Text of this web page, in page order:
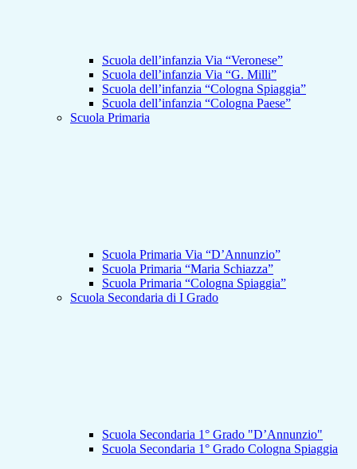
Scuola dell’infanzia Via “Veronese”
Scuola dell’infanzia Via “G. Milli”
Scuola dell’infanzia “Cologna Spiaggia”
Scuola dell’infanzia “Cologna Paese”
Scuola Primaria
Scuola Primaria Via “D’Annunzio”
Scuola Primaria “Maria Schiazza”
Scuola Primaria “Cologna Spiaggia”
Scuola Secondaria di I Grado
Scuola Secondaria 1° Grado "D’Annunzio"
Scuola Secondaria 1° Grado Cologna Spiaggia